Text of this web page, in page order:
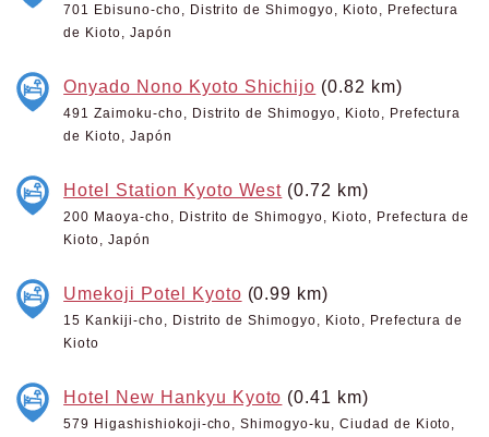
701 Ebisuno-cho, Distrito de Shimogyo, Kioto, Prefectura
de Kioto, Japón
Onyado Nono Kyoto Shichijo (0.82 km)
491 Zaimoku-cho, Distrito de Shimogyo, Kioto, Prefectura
de Kioto, Japón
Hotel Station Kyoto West (0.72 km)
200 Maoya-cho, Distrito de Shimogyo, Kioto, Prefectura de
Kioto, Japón
Umekoji Potel Kyoto (0.99 km)
15 Kankiji-cho, Distrito de Shimogyo, Kioto, Prefectura de
Kioto
Hotel New Hankyu Kyoto (0.41 km)
579 Higashishiokoji-cho, Shimogyo-ku, Ciudad de Kioto,